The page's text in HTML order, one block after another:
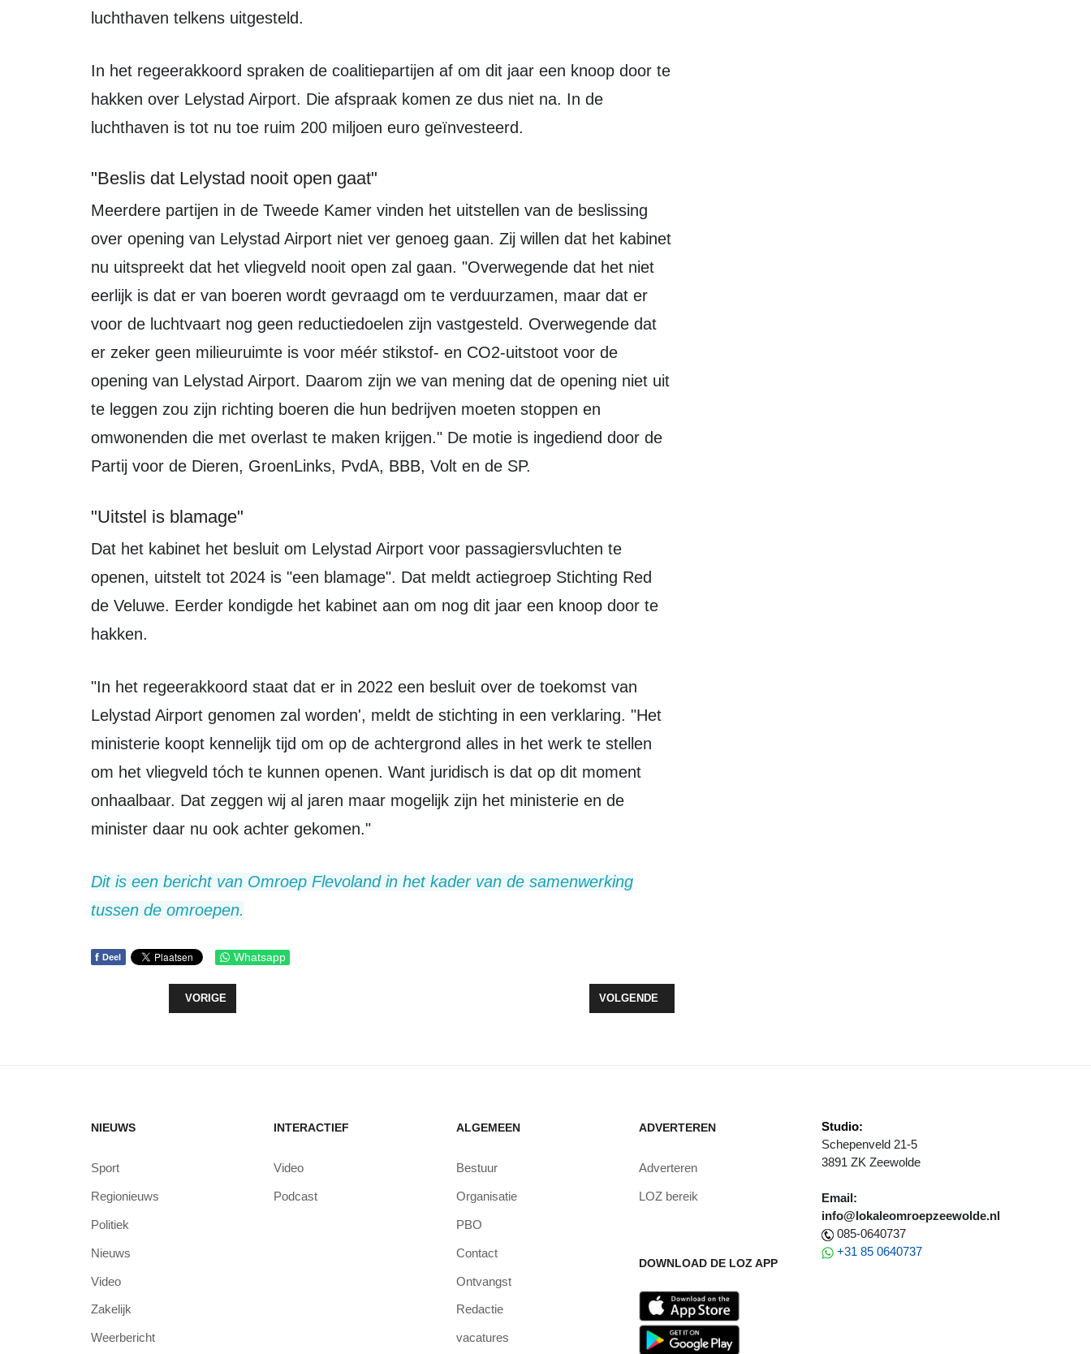
luchthaven telkens uitgesteld.
In het regeerakkoord spraken de coalitiepartijen af om dit jaar een knoop door te
hakken over Lelystad Airport. Die afspraak komen ze dus niet na. In de
luchthaven is tot nu toe ruim 200 miljoen euro geïnvesteerd.
"Beslis dat Lelystad nooit open gaat"
Meerdere partijen in de Tweede Kamer vinden het uitstellen van de beslissing
over opening van Lelystad Airport niet ver genoeg gaan. Zij willen dat het kabinet
nu uitspreekt dat het vliegveld nooit open zal gaan. "Overwegende dat het niet
eerlijk is dat er van boeren wordt gevraagd om te verduurzamen, maar dat er
voor de luchtvaart nog geen reductiedoelen zijn vastgesteld. Overwegende dat
er zeker geen milieuruimte is voor méér stikstof- en CO2-uitstoot voor de
opening van Lelystad Airport. Daarom zijn we van mening dat de opening niet uit
te leggen zou zijn richting boeren die hun bedrijven moeten stoppen en
omwonenden die met overlast te maken krijgen." De motie is ingediend door de
Partij voor de Dieren, GroenLinks, PvdA, BBB, Volt en de SP.
"Uitstel is blamage"
Dat het kabinet het besluit om Lelystad Airport voor passagiersvluchten te
openen, uitstelt tot 2024 is "een blamage". Dat meldt actiegroep Stichting Red
de Veluwe. Eerder kondigde het kabinet aan om nog dit jaar een knoop door te
hakken.
"In het regeerakkoord staat dat er in 2022 een besluit over de toekomst van
Lelystad Airport genomen zal worden', meldt de stichting in een verklaring. "Het
ministerie koopt kennelijk tijd om op de achtergrond alles in het werk te stellen
om het vliegveld tóch te kunnen openen. Want juridisch is dat op dit moment
onhaalbaar. Dat zeggen wij al jaren maar mogelijk zijn het ministerie en de
minister daar nu ook achter gekomen."
Dit is een bericht van Omroep Flevoland in het kader van de samenwerking
tussen de omroepen.
f Deel Whatsapp
VORIG ARTIKEL: EUROPEAN DIGITAL INNOVATION HUB START IN PROVINCIE FLEVOLAND
VORIGE VOLGENDE ARTIKEL: RUIM 20 IDEEËN OPGEHAALD TIJDENS TOER FONDS LEEFBAAR
VOLGENDE
NIEUWS
Sport
Regionieuws
Politiek
Nieuws
Video
Zakelijk
Weerbericht
INTERACTIEF
Video
Podcast
ALGEMEEN
Bestuur
Organisatie
PBO
Contact
Ontvangst
Redactie
vacatures
ADVERTEREN
Adverteren
LOZ bereik
DOWNLOAD DE LOZ APP
Studio:
Schepenveld 21-5
3891 ZK Zeewolde
Email:
info@lokaleomroepzeewolde.nl
085-0640737
+31 85 0640737